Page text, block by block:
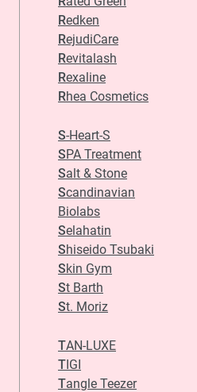
Redken
RejudiCare
Revitalash
Rexaline
Rhea Cosmetics
S-Heart-S
SPA Treatment
Salt & Stone
Scandinavian
Biolabs
Selahatin
Shiseido Tsubaki
Skin Gym
St Barth
St. Moriz
TAN-LUXE
TIGI
Tangle Teezer